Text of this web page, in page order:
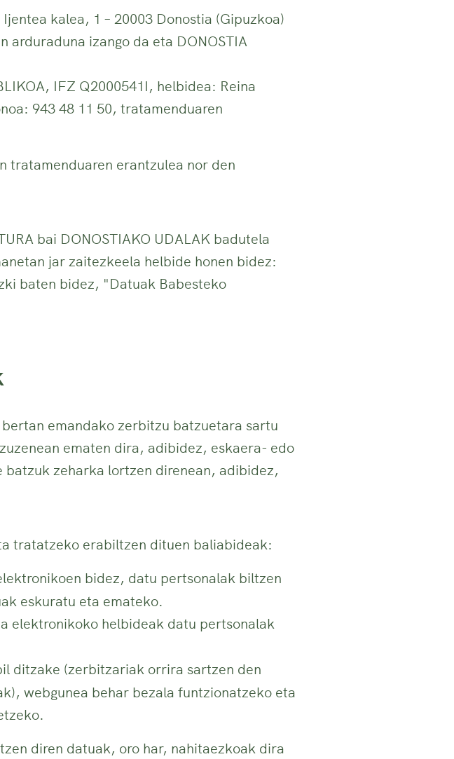
kalea, 1 – 20003 Donostia (Gipuzkoa)
izango da eta DONOSTIA
IFZ Q2000541I, helbidea: Reina
943 48 11 50, tratamenduaren
tratamenduaren erantzulea nor den
bai DONOSTIAKO UDALAK badutela
jar zaitezkeela helbide honen bidez:
baten bidez, "Datuak Babesteko
emandako zerbitzu batzuetara sartu
ematen dira, adibidez, eskaera- edo
zeharka lortzen direnean, adibidez,
tratatzeko erabiltzen dituen baliabideak:
bidez, datu pertsonalak biltzen
eskuratu eta emateko.
elektronikoko helbideak datu pertsonalak
ditzake (zerbitzariak orrira sartzen den
webgunea behar bezala funtzionatzeko eta
diren datuak, oro har, nahitaezkoak dira